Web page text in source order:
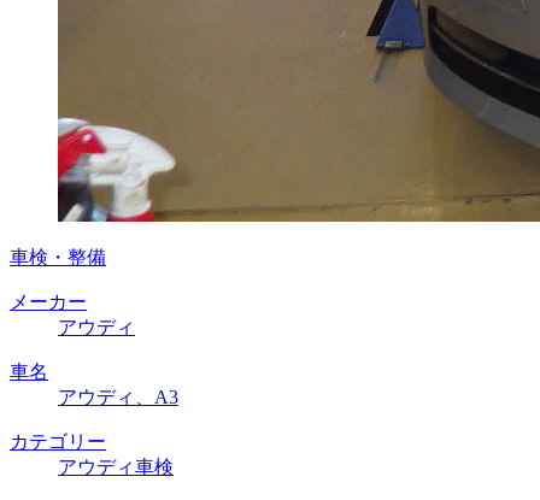
車検・整備
メーカー
アウディ
車名
アウディ、A3
カテゴリー
アウディ車検